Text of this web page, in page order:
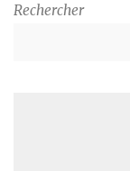
Rechercher